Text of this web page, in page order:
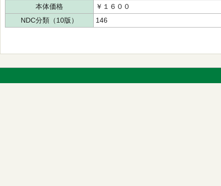
本体価格
￥１６００
NDC分類（10版）
146